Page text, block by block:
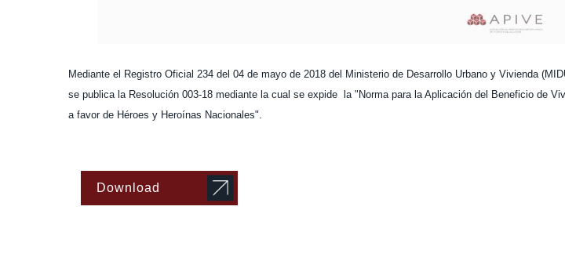
Mediante el Registro Oficial 234 del 04 de mayo de 2018 del Ministerio de Desarrollo Urbano y Vivienda
se publica la Resolución 003-18 mediante la cual se expide la "Norma para la Aplicación del Beneficio de
a favor de Héroes y Heroínas Nacionales".
Download